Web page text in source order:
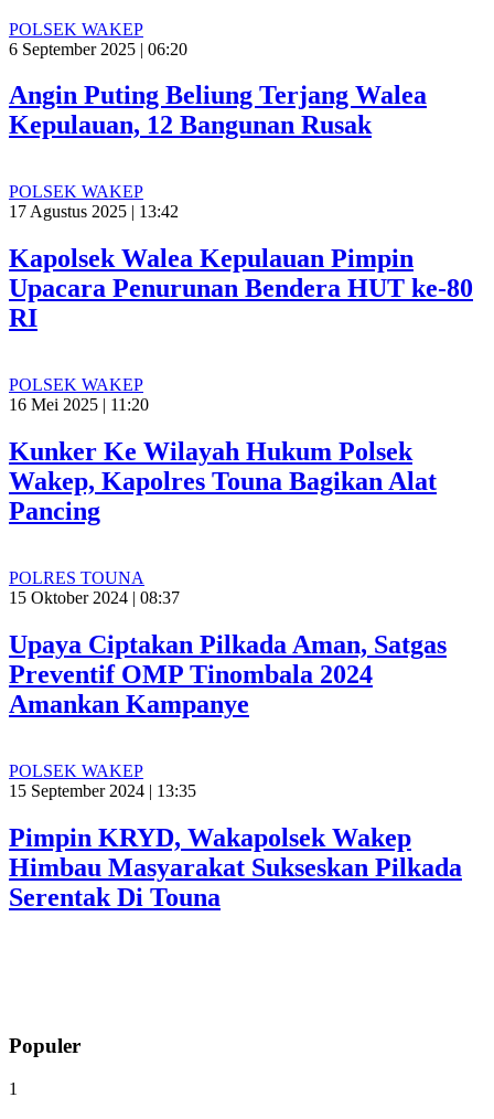
POLSEK WAKEP
6 September 2025 | 06:20
Angin Puting Beliung Terjang Walea
Kepulauan, 12 Bangunan Rusak
POLSEK WAKEP
17 Agustus 2025 | 13:42
Kapolsek Walea Kepulauan Pimpin
Upacara Penurunan Bendera HUT ke-80
RI
POLSEK WAKEP
16 Mei 2025 | 11:20
Kunker Ke Wilayah Hukum Polsek
Wakep, Kapolres Touna Bagikan Alat
Pancing
POLRES TOUNA
15 Oktober 2024 | 08:37
Upaya Ciptakan Pilkada Aman, Satgas
Preventif OMP Tinombala 2024
Amankan Kampanye
POLSEK WAKEP
15 September 2024 | 13:35
Pimpin KRYD, Wakapolsek Wakep
Himbau Masyarakat Sukseskan Pilkada
Serentak Di Touna
Populer
1